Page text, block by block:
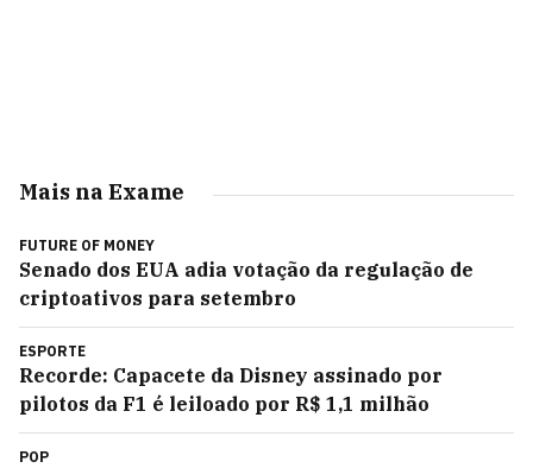
Mais na Exame
FUTURE OF MONEY
Senado dos EUA adia votação da regulação de
criptoativos para setembro
ESPORTE
Recorde: Capacete da Disney assinado por
pilotos da F1 é leiloado por R$ 1,1 milhão
POP